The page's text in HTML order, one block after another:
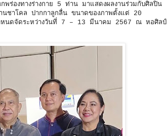
ร่องทางร่างกาย 5 ท่าน มาแสดงผลงานร่วมกับศิลปิน
ชาโคล ปากกาลูกลื่น ขนาดของภาพตั้งแต่ 20
ำหนดจัดระหว่างวันที่ 7 – 13 มีนาคม 2567 ณ หอศิลป์